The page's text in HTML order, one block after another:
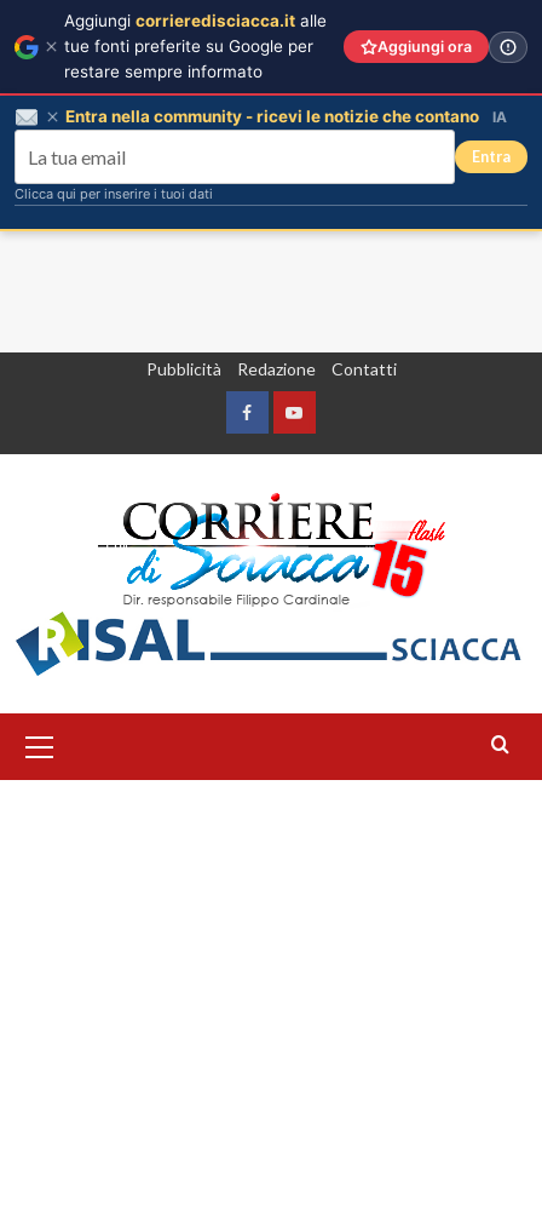
Pubblicità Redazione Contatti
FacebookYountube
principale
Aggiungi corrieredisciacca.it alle
tue fonti preferite su Google per
restare sempre informato
Aggiungi ora
Entra nella community - ricevi le notizie che contano IA
Entra
Clicca qui per inserire i tuoi dati